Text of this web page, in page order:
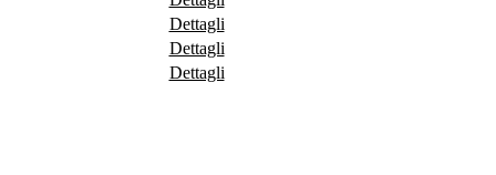
Dettagli
Dettagli
Dettagli